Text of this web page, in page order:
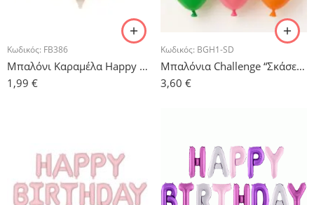
Κωδικός: FB386
Μπαλόνι Καραμέλα Happy Birthday
1,99 €
Κωδικός: BGH1-SD
Μπαλόνια Challenge “Σκάσε & Γέλα” – 6 τμχ.
3,60 €